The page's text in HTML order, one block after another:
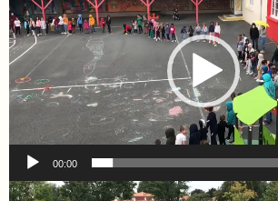
00:00
Lecteur